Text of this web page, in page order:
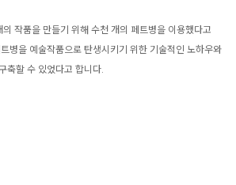
작품을 만들기 위해 수천 개의 페트병을 이용했다고
병을 예술작품으로 탄생시키기 위한 기술적인 노하우와
축할 수 있었다고 합니다.